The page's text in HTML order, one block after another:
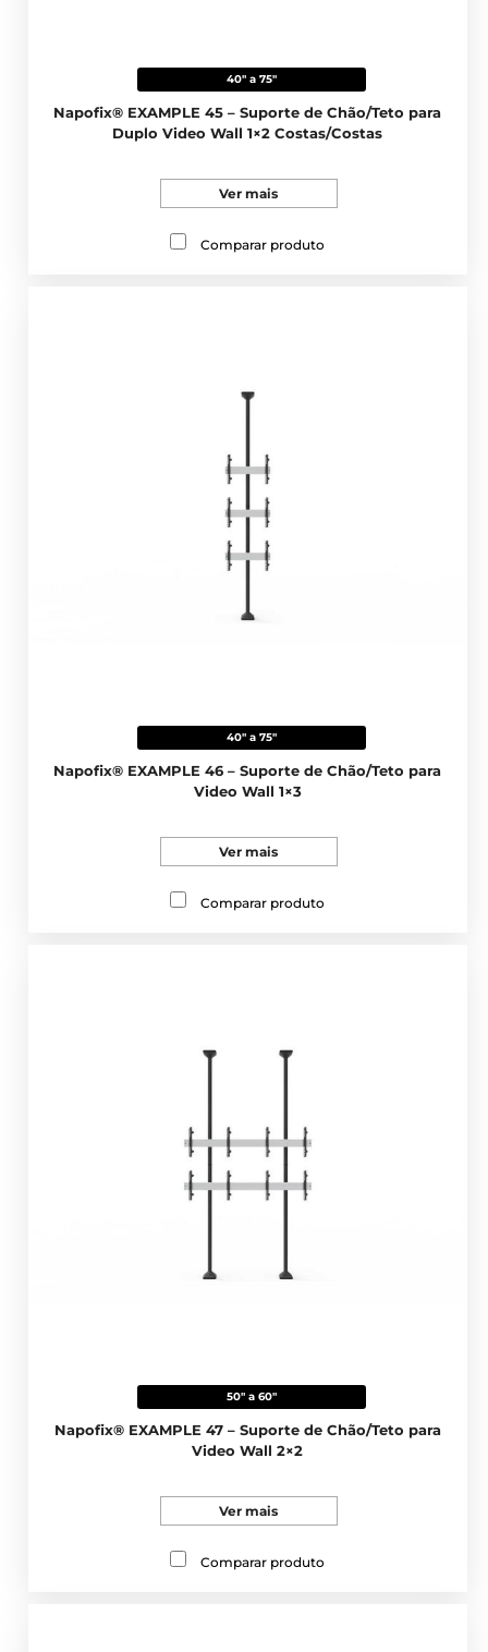
40" a 75"
Napofix® EXAMPLE 45 – Suporte de Chão/Teto para
Duplo Video Wall 1×2 Costas/Costas
Ver mais
Comparar produto
40" a 75"
Napofix® EXAMPLE 46 – Suporte de Chão/Teto para
Video Wall 1×3
Ver mais
Comparar produto
50" a 60"
Napofix® EXAMPLE 47 – Suporte de Chão/Teto para
Video Wall 2×2
Ver mais
Comparar produto